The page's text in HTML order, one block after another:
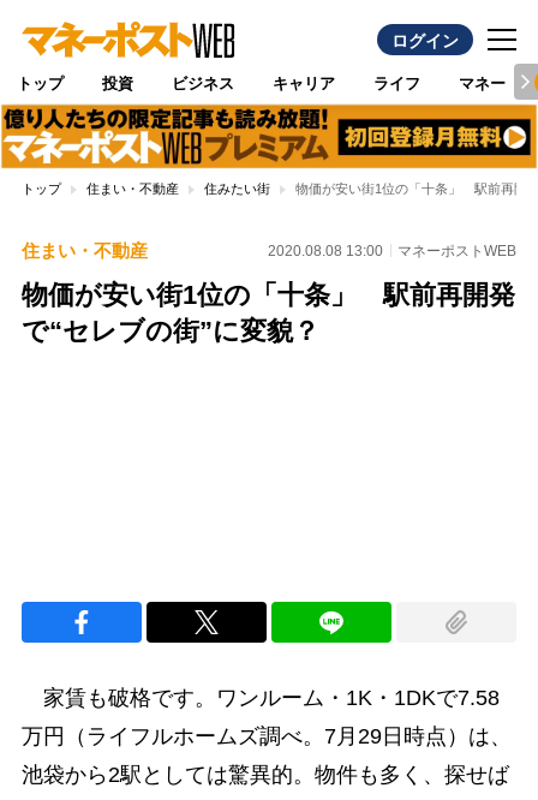
ログイン
トップ 投資 ビジネス キャリア ライフ マネー
トップ 住まい・不動産 住みたい街 物価が安い街1位の「十条」 駅前再開
住まい・不動産 2020.08.08 13:00 マネーポストWEB
物価が安い街1位の「十条」 駅前再開発
で“セレブの街”に変貌？
家賃も破格です。ワンルーム・1K・1DKで7.58
万円（ライフルホームズ調べ。7月29日時点）は、
池袋から2駅としては驚異的。物件も多く、探せば